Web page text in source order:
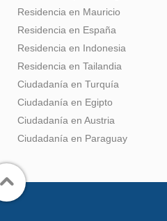
Residencia en Mauricio
Residencia en España
Residencia en Indonesia
Residencia en Tailandia
Ciudadanía en Turquía
Ciudadanía en Egipto
Ciudadanía en Austria
Ciudadanía en Paraguay